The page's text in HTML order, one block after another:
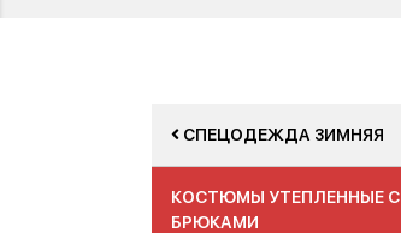
СПЕЦОДЕЖДА ЗИМНЯЯ
КОСТЮМЫ УТЕПЛЕННЫЕ С
БРЮКАМИ